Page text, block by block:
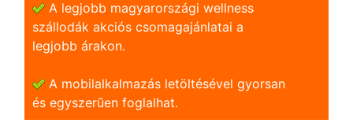
A legjobb magyarországi wellness
szállodák akciós csomagajánlatai a
legjobb árakon.
A mobilalkalmazás letöltésével gyorsan
és egyszerũen foglalhat.